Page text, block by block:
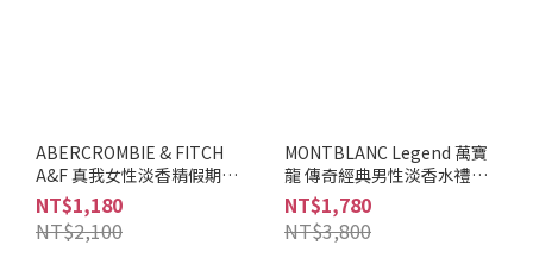
調
薰
苔
調
ABERCROMBIE & FITCH
A&F 真我女性淡香精假期禮
盒(淡香精50ml+體乳200ml)
NT$1,180
NT$2,100
MONTBLANC Legend 萬寶
龍 傳奇經典男性淡香水禮盒
(100ml淡香水+7.5ml隨身瓶
+100ml沐浴精)
NT$1,780
NT$3,800